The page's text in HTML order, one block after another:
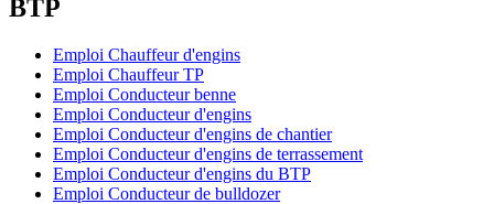
BTP
Emploi Chauffeur d'engins
Emploi Chauffeur TP
Emploi Conducteur benne
Emploi Conducteur d'engins
Emploi Conducteur d'engins de chantier
Emploi Conducteur d'engins de terrassement
Emploi Conducteur d'engins du BTP
Emploi Conducteur de bulldozer